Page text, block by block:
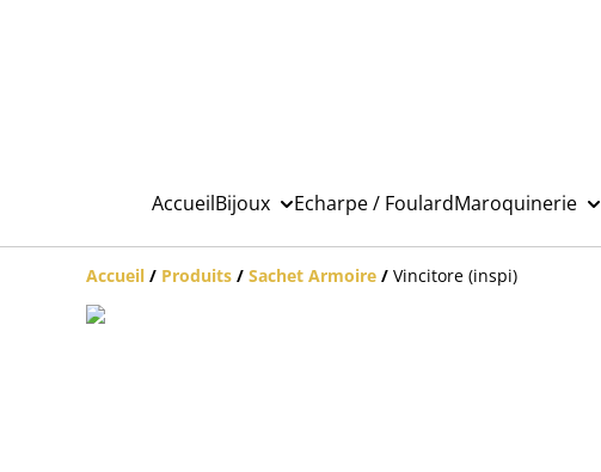
AccueilBijoux Echarpe / FoulardMaroquinerie
Accueil / Produits / Sachet Armoire / Vincitore (inspi)